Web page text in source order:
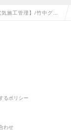
施工管理】/竹中グル
・研修の求人情報
るポリシー
わせ